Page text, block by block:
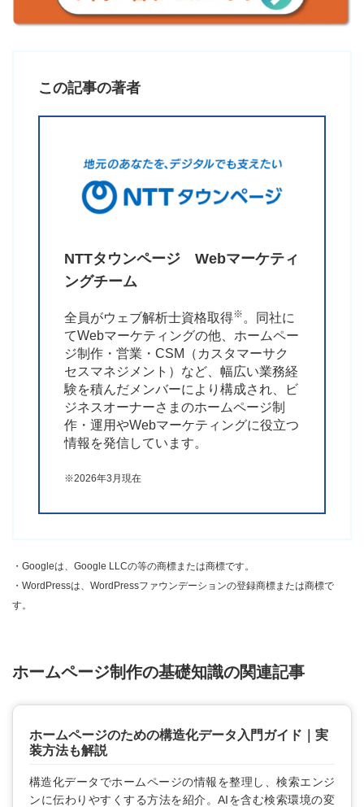
この記事の著者
NTTタウンページ Webマーケティ
ングチーム
全員がウェブ解析士資格取得※ 。同社に
てWebマーケティングの他、ホームペー
ジ制作・営業・CSM（カスタマーサク
セスマネジメント）など、幅広い業務経
験を積んだメンバーにより構成され、ビ
ジネスオーナーさまのホームページ制
作・運用やWebマーケティングに役立つ
情報を発信しています。
※2026年3月現在
・Googleは、Google LLCの等の商標または商標です。
・WordPressは、WordPressファウンデーションの登録商標または商標で
す。
ホームページ制作の基礎知識の関連記事
ホームページのための構造化データ入門ガイド｜実
装方法も解説
構造化データでホームページの情報を整理し、検索エンジ
ンに伝わりやすくする方法を紹介。AIを含む検索環境の変